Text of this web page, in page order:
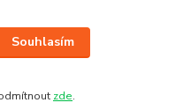
Souhlasím
zde.